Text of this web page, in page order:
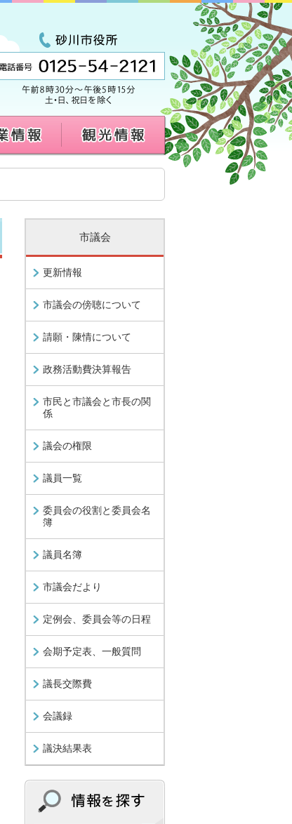
市議会
更新情報
市議会の傍聴について
請願・陳情について
政務活動費決算報告
市民と市議会と市長の関
係
議会の権限
議員一覧
委員会の役割と委員会名
簿
議員名簿
市議会だより
定例会、委員会等の日程
会期予定表、一般質問
議長交際費
会議録
議決結果表